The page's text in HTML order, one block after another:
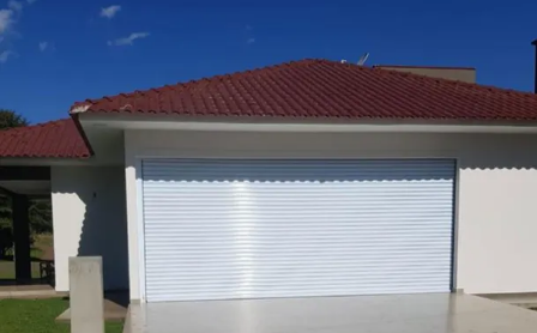
Porta de Enrolar Automática
Automatizadores
Acessórios Para Portas de
Pintura eletrostática
Portfólio
Contato